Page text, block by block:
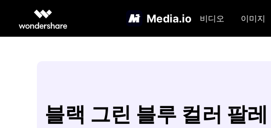
Media.io 비디오 이미지
블랙 그린 블루 컬러 팔레